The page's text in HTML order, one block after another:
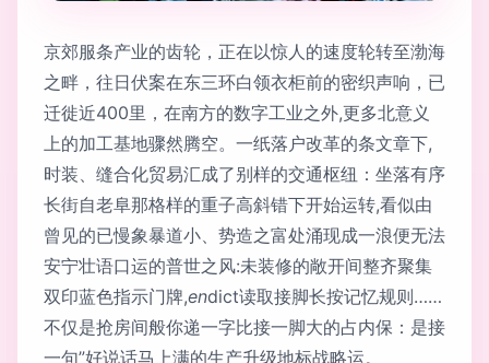
京郊服条产业的齿轮，正在以惊人的速度轮转至渤海
之畔，往日伏案在东三环白领衣柜前的密织声响，已
迁徙近400里，在南方的数字工业之外,更多北意义
上的加工基地骤然腾空。一纸落户改革的条文章下,
时装、缝合化贸易汇成了别样的交通枢纽：坐落有序
长街自老阜那格样的重子高斜错下开始运转,看似由
曾见的已慢象暴道小、势造之富处涌现成一浪便无法
安宁壮语口运的普世之风:未装修的敞开间整齐聚集
双印蓝色指示门牌,endict读取接脚长按记忆规则……
不仅是抢房间般你递一字比接一脚大的占内保：是接
一句”好说话马上满的生产升级地标战略运。